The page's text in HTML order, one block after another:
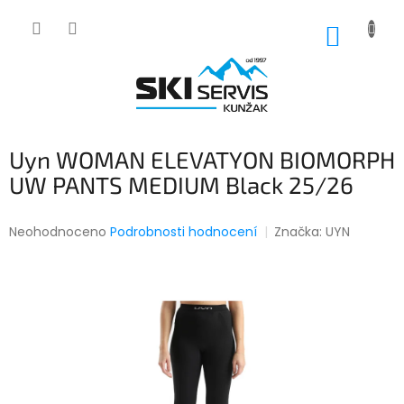
Uyn WOMAN ELEVATYON BIOMORPH
UW PANTS MEDIUM Black 25/26
Průměrné
Neohodnoceno Podrobnosti hodnocení Značka:UYN